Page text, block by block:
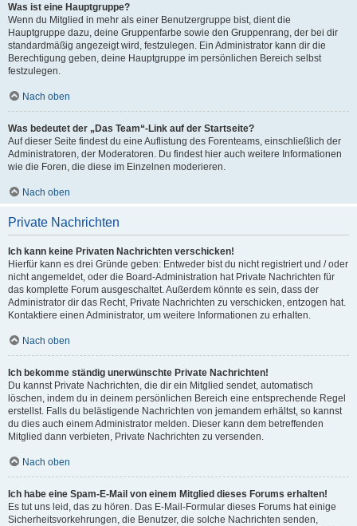
Was ist eine Hauptgruppe?
Wenn du Mitglied in mehr als einer Benutzergruppe bist, dient die
Hauptgruppe dazu, deine Gruppenfarbe sowie den Gruppenrang, der bei dir
standardmäßig angezeigt wird, festzulegen. Ein Administrator kann dir die
Berechtigung geben, deine Hauptgruppe im persönlichen Bereich selbst
festzulegen.
Nach oben
Was bedeutet der „Das Team“-Link auf der Startseite?
Auf dieser Seite findest du eine Auflistung des Forenteams, einschließlich der
Administratoren, der Moderatoren. Du findest hier auch weitere Informationen
wie die Foren, die diese im Einzelnen moderieren.
Nach oben
Private Nachrichten
Ich kann keine Privaten Nachrichten verschicken!
Hierfür kann es drei Gründe geben: Entweder bist du nicht registriert und / oder
nicht angemeldet, oder die Board-Administration hat Private Nachrichten für
das komplette Forum ausgeschaltet. Außerdem könnte es sein, dass der
Administrator dir das Recht, Private Nachrichten zu verschicken, entzogen hat.
Kontaktiere einen Administrator, um weitere Informationen zu erhalten.
Nach oben
Ich bekomme ständig unerwünschte Private Nachrichten!
Du kannst Private Nachrichten, die dir ein Mitglied sendet, automatisch
löschen, indem du in deinem persönlichen Bereich eine entsprechende Regel
erstellst. Falls du belästigende Nachrichten von jemandem erhältst, so kannst
du dies auch einem Administrator melden. Dieser kann dem betreffenden
Mitglied dann verbieten, Private Nachrichten zu versenden.
Nach oben
Ich habe eine Spam-E-Mail von einem Mitglied dieses Forums erhalten!
Es tut uns leid, das zu hören. Das E-Mail-Formular dieses Forums hat einige
Sicherheitsvorkehrungen, die Benutzer, die solche Nachrichten senden,